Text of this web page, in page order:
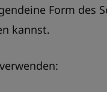
Form des
kannst.